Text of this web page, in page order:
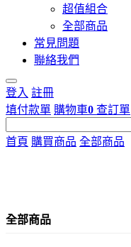
超值組合
全部商品
常見問題
聯絡我們
登入 註冊
填付款單 購物車0 查訂單
首頁 購買商品 全部商品
全部商品